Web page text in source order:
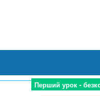
Перший урок -